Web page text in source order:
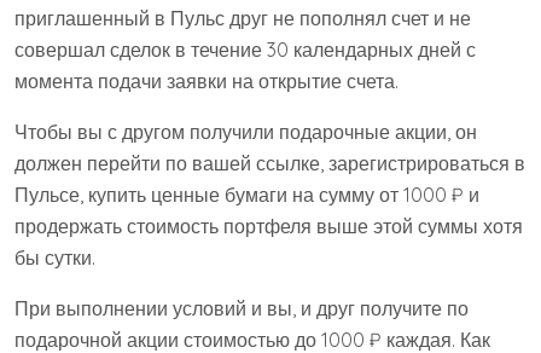
приглашенный в Пульс друг не пополнял счет и не
совершал сделок в течение 30 календарных дней с
момента подачи заявки на открытие счета.
Чтобы вы с другом получили подарочные акции, он
должен перейти по вашей ссылке, зарегистрироваться в
Пульсе, купить ценные бумаги на сумму от 1000 ₽ и
продержать стоимость портфеля выше этой суммы хотя
бы сутки.
При выполнении условий и вы, и друг получите по
подарочной акции стоимостью до 1000 ₽ каждая. Как